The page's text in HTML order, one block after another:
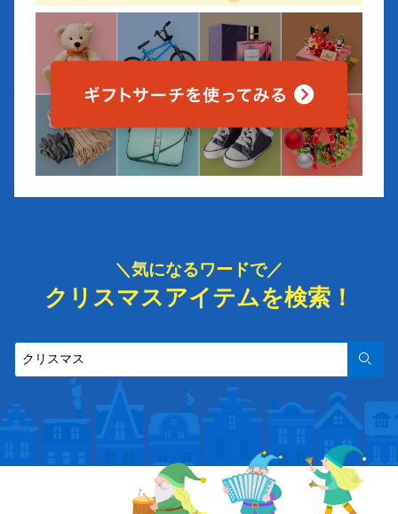
＼気になるワードで／
クリスマスアイテムを検索！
検索